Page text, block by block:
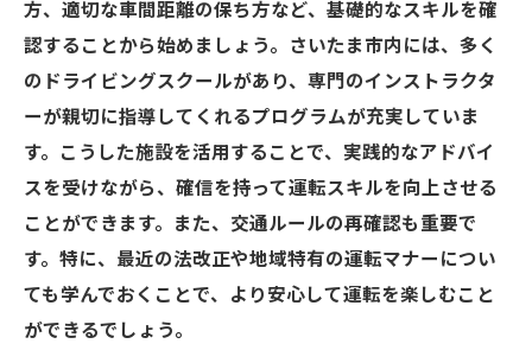
方、適切な車間距離の保ち方など、基礎的なスキルを確
認することから始めましょう。さいたま市内には、多く
のドライビングスクールがあり、専門のインストラクタ
ーが親切に指導してくれるプログラムが充実していま
す。こうした施設を活用することで、実践的なアドバイ
スを受けながら、確信を持って運転スキルを向上させる
ことができます。また、交通ルールの再確認も重要で
す。特に、最近の法改正や地域特有の運転マナーについ
ても学んでおくことで、より安心して運転を楽しむこと
ができるでしょう。